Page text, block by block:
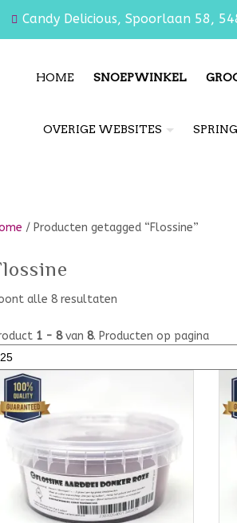
Candy Delicious, Spoorlaan 58,
HOME SNOEPWINKEL
OVERIGE WEBSITES
/ Producten getagged “Flossine”
alle 8 resultaten
1 - 8van 8. Producten op pagina